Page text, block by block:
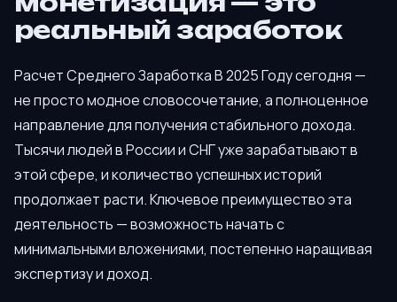
реальный заработок
Расчет Среднего Заработка В 2025 Году сегодня —
не просто модное словосочетание, а полноценное
направление для получения стабильного дохода.
Тысячи людей в России и СНГ уже зарабатывают в
этой сфере, и количество успешных историй
продолжает расти. Ключевое преимущество эта
деятельность — возможность начать с
минимальными вложениями, постепенно наращивая
экспертизу и доход.